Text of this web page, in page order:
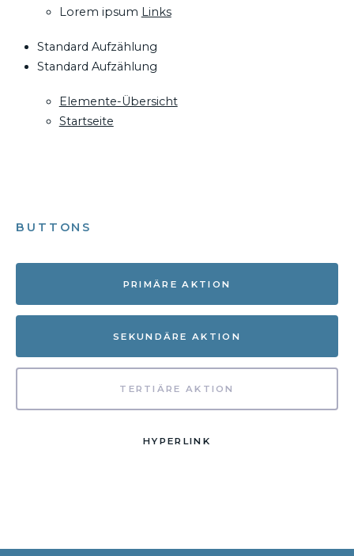
Lorem ipsum Links
Standard Aufzählung
Standard Aufzählung
Elemente-Übersicht
Startseite
BUTTONS
PRIMÄRE AKTION
SEKUNDÄRE AKTION
TERTIÄRE AKTION
HYPERLINK